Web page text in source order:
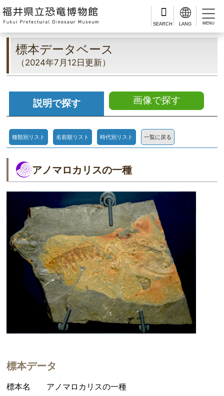
MENU
標本データベース
（2024年7月12日更新）
説明で探す 画像で探す
種類別リスト 名前順リスト 時代別リスト 一覧に戻る
アノマロカリスの一種
標本データ
標本名
アノマロカリスの一種